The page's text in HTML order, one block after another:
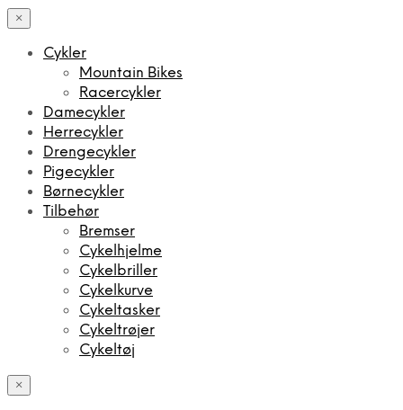
×
Cykler
Mountain Bikes
Racercykler
Damecykler
Herrecykler
Drengecykler
Pigecykler
Børnecykler
Tilbehør
Bremser
Cykelhjelme
Cykelbriller
Cykelkurve
Cykeltasker
Cykeltrøjer
Cykeltøj
×